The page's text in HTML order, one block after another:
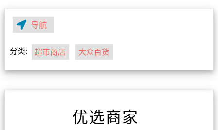
导航
分类: 超市商店 大众百货
优选商家